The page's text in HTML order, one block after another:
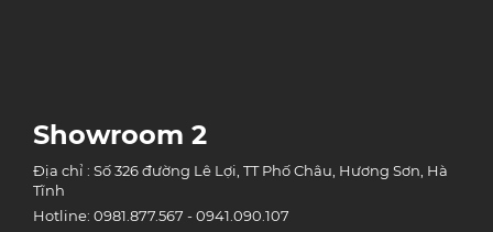
Showroom 2
Địa chỉ : Số 326 đường Lê Lợi, TT Phố Châu, Hương Sơn, Hà
Tĩnh
Hotline: 0981.877.567 - 0941.090.107